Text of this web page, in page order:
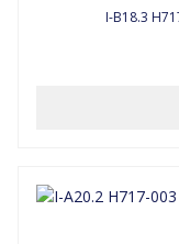
I-B18.3